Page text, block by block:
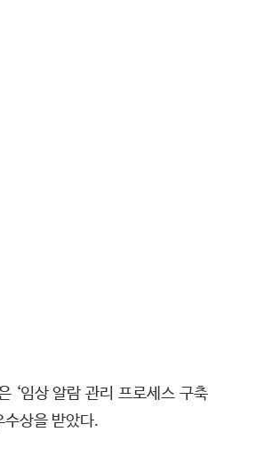
‘임상 알람 관리 프로세스 구축
수상을 받았다.